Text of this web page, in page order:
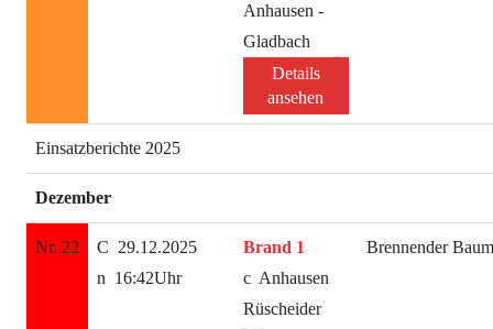
Anhausen -
Gladbach
Details
ansehen
Einsatzberichte 2025
Dezember
Nr. 22
29.12.2025
16:42Uhr
Brand 1
Anhausen
Rüscheider
Brennender Baum